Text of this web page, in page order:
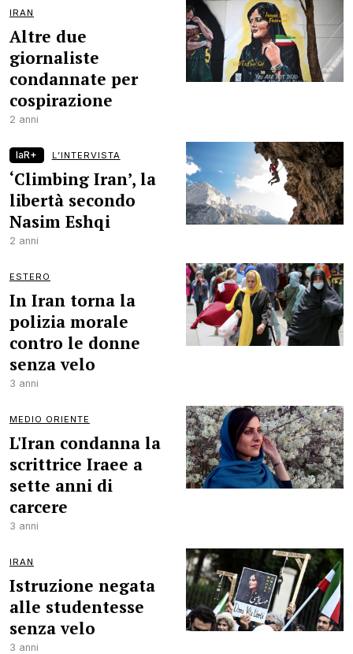
IRAN
Altre due
giornaliste
condannate per
cospirazione
2 anni
laR+ L’INTERVISTA
‘Climbing Iran’, la
libertà secondo
Nasim Eshqi
2 anni
ESTERO
In Iran torna la
polizia morale
contro le donne
senza velo
3 anni
MEDIO ORIENTE
L'Iran condanna la
scrittrice Iraee a
sette anni di
carcere
3 anni
IRAN
Istruzione negata
alle studentesse
senza velo
3 anni